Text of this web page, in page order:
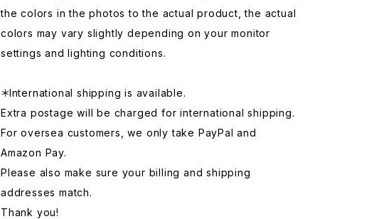
the colors in the photos to the actual product, the actual
colors may vary slightly depending on your monitor
settings and lighting conditions.
＊International shipping is available.
Extra postage will be charged for international shipping.
For oversea customers, we only take PayPal and
Amazon Pay.
Please also make sure your billing and shipping
addresses match.
Thank you!